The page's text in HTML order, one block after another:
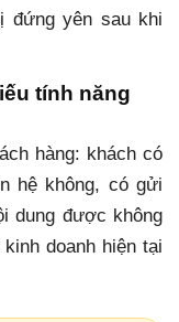
đứng yên sau khi
tính năng
hàng: khách có
hệ không, có gửi
dung được không
doanh hiện tại